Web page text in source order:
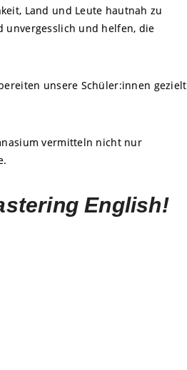
Land und Leute hautnah zu
unvergesslich und helfen, die
unsere Schüler:innen gezielt
vermitteln nicht nur
English!